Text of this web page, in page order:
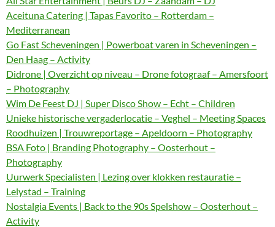
Aceituna Catering | Tapas Favorito – Rotterdam –
Mediterranean
Go Fast Scheveningen | Powerboat varen in Scheveningen –
Den Haag – Activity
Didrone | Overzicht op niveau – Drone fotograaf – Amersfoort
– Photography
Wim De Feest DJ | Super Disco Show – Echt – Children
Unieke historische vergaderlocatie – Veghel – Meeting Spaces
Roodhuizen | Trouwreportage – Apeldoorn – Photography
BSA Foto | Branding Photography – Oosterhout –
Photography
Uurwerk Specialisten | Lezing over klokken restauratie –
Lelystad – Training
Nostalgia Events | Back to the 90s Spelshow – Oosterhout –
Activity